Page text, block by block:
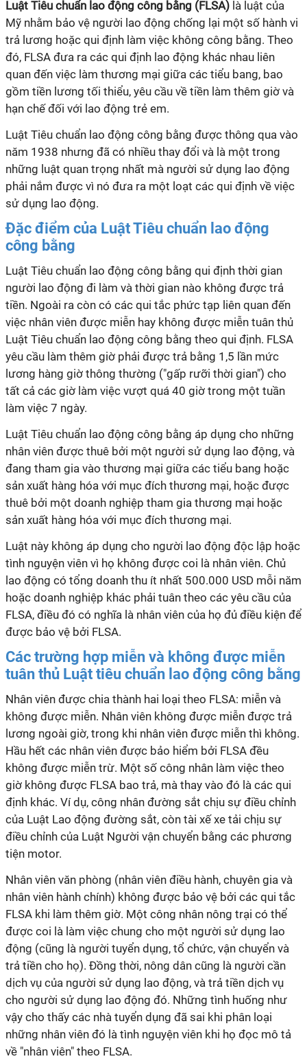
Luật Tiêu chuẩn lao động công bằng (FLSA) là luật của
Mỹ nhằm bảo vệ người lao động chống lại một số hành vi
trả lương hoặc qui định làm việc không công bằng. Theo
đó, FLSA đưa ra các qui định lao động khác nhau liên
quan đến việc làm thương mại giữa các tiểu bang, bao
gồm tiền lương tối thiểu, yêu cầu về tiền làm thêm giờ và
hạn chế đối với lao động trẻ em.
Luật Tiêu chuẩn lao động công bằng được thông qua vào
năm 1938 nhưng đã có nhiều thay đổi và là một trong
những luật quan trọng nhất mà người sử dụng lao động
phải nắm được vì nó đưa ra một loạt các qui định về việc
sử dụng lao động.
Đặc điểm của Luật Tiêu chuẩn lao động
công bằng
Luật Tiêu chuẩn lao động công bằng qui định thời gian
người lao động đi làm và thời gian nào không được trả
tiền. Ngoài ra còn có các qui tắc phức tạp liên quan đến
việc nhân viên được miễn hay không được miễn tuân thủ
Luật Tiêu chuẩn lao động công bằng theo qui định. FLSA
yêu cầu làm thêm giờ phải được trả bằng 1,5 lần mức
lương hàng giờ thông thường ("gấp rưỡi thời gian") cho
tất cả các giờ làm việc vượt quá 40 giờ trong một tuần
làm việc 7 ngày.
Luật Tiêu chuẩn lao động công bằng áp dụng cho những
nhân viên được thuê bởi một người sử dụng lao động, và
đang tham gia vào thương mại giữa các tiểu bang hoặc
sản xuất hàng hóa với mục đích thương mại, hoặc được
thuê bởi một doanh nghiệp tham gia thương mại hoặc
sản xuất hàng hóa với mục đích thương mại.
Luật này không áp dụng cho người lao động độc lập hoặc
tình nguyện viên vì họ không được coi là nhân viên. Chủ
lao động có tổng doanh thu ít nhất 500.000 USD mỗi năm
hoặc doanh nghiệp khác phải tuân theo các yêu cầu của
FLSA, điều đó có nghĩa là nhân viên của họ đủ điều kiện để
được bảo vệ bởi FLSA.
Các trường hợp miễn và không được miễn
tuân thủ Luật tiêu chuẩn lao động công bằng
Nhân viên được chia thành hai loại theo FLSA: miễn và
không được miễn. Nhân viên không được miễn được trả
lương ngoài giờ, trong khi nhân viên được miễn thì không.
Hầu hết các nhân viên được bảo hiểm bởi FLSA đều
không được miễn trừ. Một số công nhân làm việc theo
giờ không được FLSA bao trả, mà thay vào đó là các qui
định khác. Ví dụ, công nhân đường sắt chịu sự điều chỉnh
của Luật Lao động đường sắt, còn tài xế xe tải chịu sự
điều chỉnh của Luật Người vận chuyển bằng các phương
tiện motor.
Nhân viên văn phòng (nhân viên điều hành, chuyên gia và
nhân viên hành chính) không được bảo vệ bởi các qui tắc
FLSA khi làm thêm giờ. Một công nhân nông trại có thể
được coi là làm việc chung cho một người sử dụng lao
động (cũng là người tuyển dụng, tổ chức, vận chuyển và
trả tiền cho họ). Đồng thời, nông dân cũng là người cần
dịch vụ của người sử dụng lao động, và trả tiền dịch vụ
cho người sử dụng lao động đó. Những tình huống như
vậy cho thấy các nhà tuyển dụng đã sai khi phân loại
những nhân viên đó là tình nguyện viên khi họ đọc mô tả
về "nhân viên" theo FLSA.